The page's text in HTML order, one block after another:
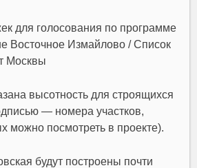
высотность для строящихся
— номера участков,
можно посмотреть в проекте).
будут построены почти